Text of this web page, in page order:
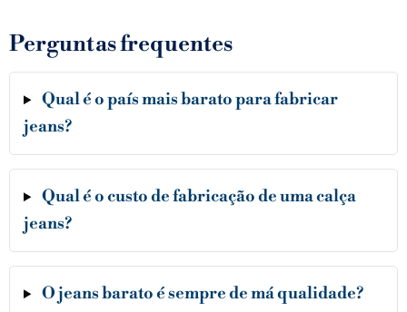
Perguntas frequentes
Qual é o país mais barato para fabricar
jeans?
Qual é o custo de fabricação de uma calça
jeans?
O jeans barato é sempre de má qualidade?